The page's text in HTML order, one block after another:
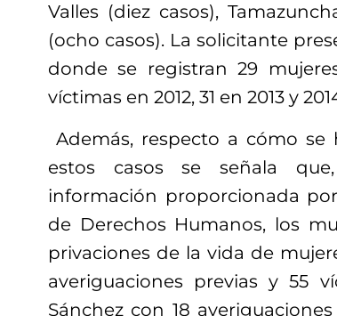
Valles (diez casos),
(ocho casos). La solicitante
donde se registran 29
víctimas en 2012, 31 en 2013 y
Además, respecto a cómo
estos casos se señala
información proporcionada
de Derechos Humanos, los
privaciones de la vida de
averiguaciones previas y 55
Sánchez con 18